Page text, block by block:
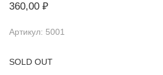
360,00 ₽
Артикул: 5001
SOLD OUT